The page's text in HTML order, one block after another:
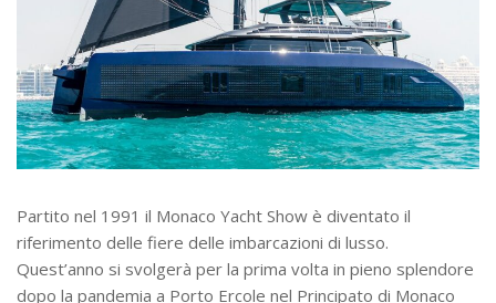
Partito nel 1991 il Monaco Yacht Show è diventato il
riferimento delle fiere delle imbarcazioni di lusso.
Quest’anno si svolgerà per la prima volta in pieno splendore
dopo la pandemia a Porto Ercole nel Principato di Monaco